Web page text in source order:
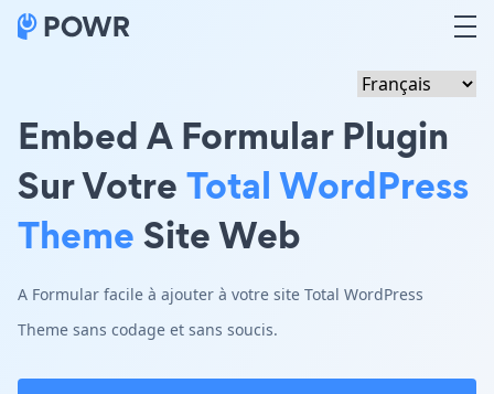
Embed A Formular Plugin
Sur VotreTotal WordPress
ThemeSite Web
A Formular facile à ajouter à votre site Total WordPress
Theme sans codage et sans soucis.